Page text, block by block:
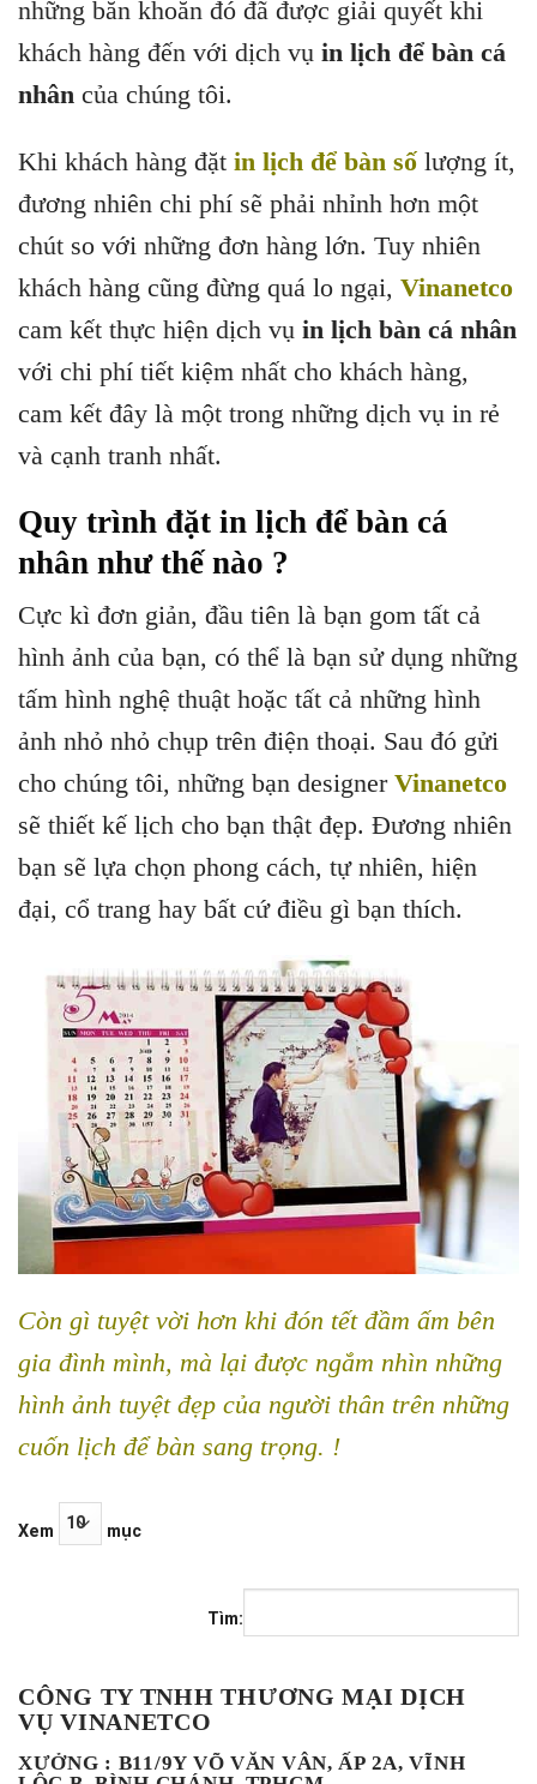
những băn khoăn đó đã được giải quyết khi
khách hàng đến với dịch vụ in lịch để bàn cá
nhân của chúng tôi.
Khi khách hàng đặt in lịch để bàn số lượng ít,
đương nhiên chi phí sẽ phải nhỉnh hơn một
chút so với những đơn hàng lớn. Tuy nhiên
khách hàng cũng đừng quá lo ngại, Vinanetco
cam kết thực hiện dịch vụ in lịch bàn cá nhân
với chi phí tiết kiệm nhất cho khách hàng,
cam kết đây là một trong những dịch vụ in rẻ
và cạnh tranh nhất.
Quy trình đặt in lịch để bàn cá
nhân như thế nào ?
Cực kì đơn giản, đầu tiên là bạn gom tất cả
hình ảnh của bạn, có thể là bạn sử dụng những
tấm hình nghệ thuật hoặc tất cả những hình
ảnh nhỏ nhỏ chụp trên điện thoại. Sau đó gửi
cho chúng tôi, những bạn designer Vinanetco
sẽ thiết kế lịch cho bạn thật đẹp. Đương nhiên
bạn sẽ lựa chọn phong cách, tự nhiên, hiện
đại, cổ trang hay bất cứ điều gì bạn thích.
Còn gì tuyệt vời hơn khi đón tết đầm ấm bên
gia đình mình, mà lại được ngắm nhìn những
hình ảnh tuyệt đẹp của người thân trên những
cuốn lịch để bàn sang trọng. !
Xem mục
Tìm:
CÔNG TY TNHH THƯƠNG MẠI DỊCH
VỤ VINANETCO
XƯỞNG : B11/9Y VÕ VĂN VÂN, ẤP 2A, VĨNH